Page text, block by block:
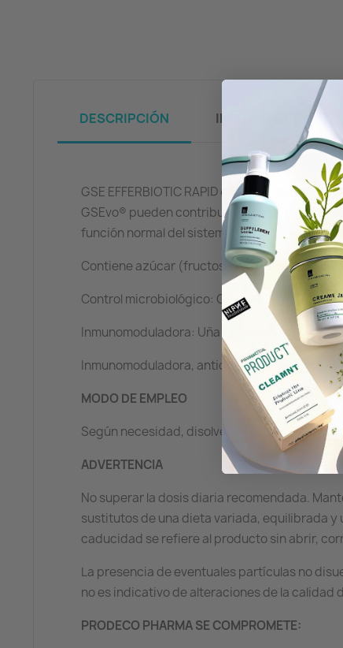
DESCRIPCIÓN INFORMACIÓN
GSE EFFERBIOTIC RAPID es un
GSEvo® pueden contribuir al equilibrio
función normal del sistema inmunitario, a la
Contiene azúcar (fructosa) y edulcorante.
Control microbiológico: GSEvo®
Inmunomoduladora: Uña de Gato
Inmunomoduladora, antioxidante: Vitamina C
MODO DE EMPLEO
Según necesidad, disolver de 1 a 2
ADVERTENCIA
No superar la dosis diaria recomendada.
sustitutos de una dieta variada, equilibrada y
caducidad se refiere al producto sin abrir,
La presencia de eventuales partículas no
no es indicativo de alteraciones de la calidad
PRODECO PHARMA SE COMPROMETE: